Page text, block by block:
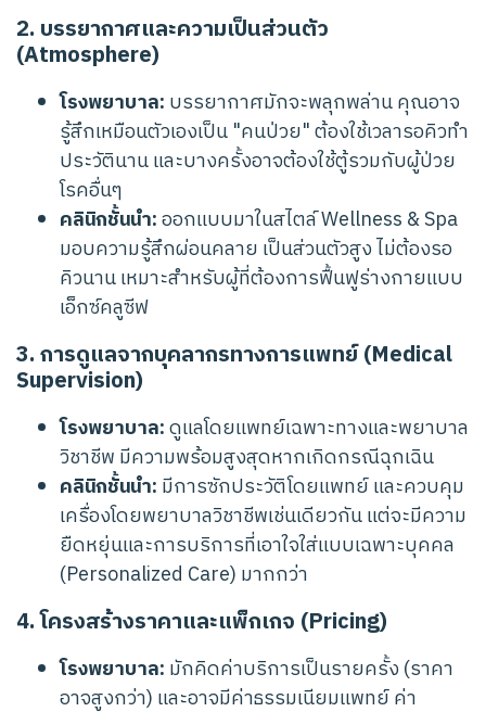
2. บรรยากาศและความเป็นส่วนตัว
(Atmosphere)
โรงพยาบาล: บรรยากาศมักจะพลุกพล่าน คุณอาจ
รู้สึกเหมือนตัวเองเป็น "คนป่วย" ต้องใช้เวลารอคิวทำ
ประวัตินาน และบางครั้งอาจต้องใช้ตู้รวมกับผู้ป่วย
โรคอื่นๆ
คลินิกชั้นนำ:ออกแบบมาในสไตล์ Wellness & Spa
มอบความรู้สึกผ่อนคลาย เป็นส่วนตัวสูง ไม่ต้องรอ
คิวนาน เหมาะสำหรับผู้ที่ต้องการฟื้นฟูร่างกายแบบ
เอ็กซ์คลูซีฟ
3. การดูแลจากบุคลากรทางการแพทย์ (Medical
Supervision)
โรงพยาบาล:ดูแลโดยแพทย์เฉพาะทางและพยาบาล
วิชาชีพ มีความพร้อมสูงสุดหากเกิดกรณีฉุกเฉิน
คลินิกชั้นนำ: มีการซักประวัติโดยแพทย์ และควบคุม
เครื่องโดยพยาบาลวิชาชีพเช่นเดียวกัน แต่จะมีความ
ยืดหยุ่นและการบริการที่เอาใจใส่แบบเฉพาะบุคคล
(Personalized Care) มากกว่า
4. โครงสร้างราคาและแพ็กเกจ (Pricing)
โรงพยาบาล: มักคิดค่าบริการเป็นรายครั้ง (ราคา
อาจสูงกว่า) และอาจมีค่าธรรมเนียมแพทย์ ค่า